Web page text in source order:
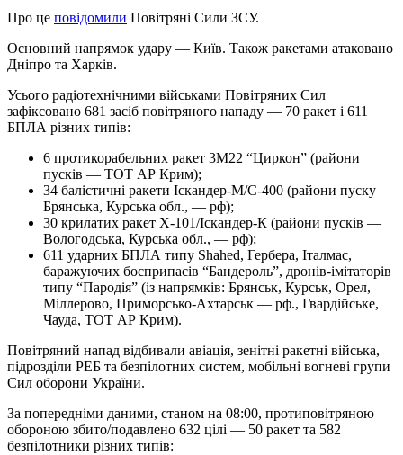
Про це повідомили Повітряні Сили ЗСУ.
Основний напрямок удару — Київ. Також ракетами атаковано
Дніпро та Харків.
Усього радіотехнічними військами Повітряних Сил
зафіксовано 681 засіб повітряного нападу — 70 ракет і 611
БПЛА різних типів:
6 протикорабельних ракет 3М22 “Циркон” (райони
пусків — ТОТ АР Крим);
34 балістичні ракети Іскандер-М/С-400 (райони пуску —
Брянська, Курська обл., — рф);
30 крилатих ракет Х-101/Іскандер-К (райони пусків —
Вологодська, Курська обл., — рф);
611 ударних БПЛА типу Shahed, Гербера, Італмас,
баражуючих боєприпасів “Бандероль”, дронів-імітаторів
типу “Пародія” (із напрямків: Брянськ, Курськ, Орел,
Міллерово, Приморсько-Ахтарськ — рф., Гвардійське,
Чауда, ТОТ АР Крим).
Повітряний напад відбивали авіація, зенітні ракетні війська,
підрозділи РЕБ та безпілотних систем, мобільні вогневі групи
Сил оборони України.
За попередніми даними, станом на 08:00, протиповітряною
обороною збито/подавлено 632 цілі — 50 ракет та 582
безпілотники різних типів: